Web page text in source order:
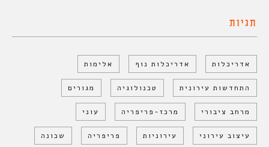
תגיות
אדריכלות אדריכלות נוף אלימות
התחדשות עירונית טכנולוגיה מגורים
מרחב ציבורי מרכז-פריפריה עוני
עיצוב עירוני עירוניות פריפריה שכונה